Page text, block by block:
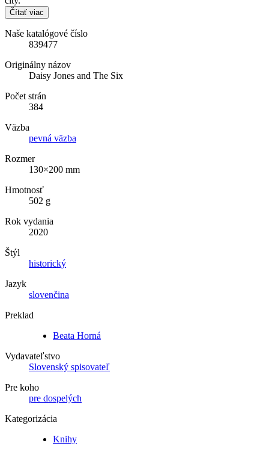
Čítať viac
Naše katalógové číslo
839477
Originálny názov
Daisy Jones and The Six
Počet strán
384
Väzba
pevná väzba
Rozmer
130×200 mm
Hmotnosť
502 g
Rok vydania
2020
Štýl
historický
Jazyk
slovenčina
Preklad
Beata Horná
Vydavateľstvo
Slovenský spisovateľ
Pre koho
pre dospelých
Kategorizácia
Knihy